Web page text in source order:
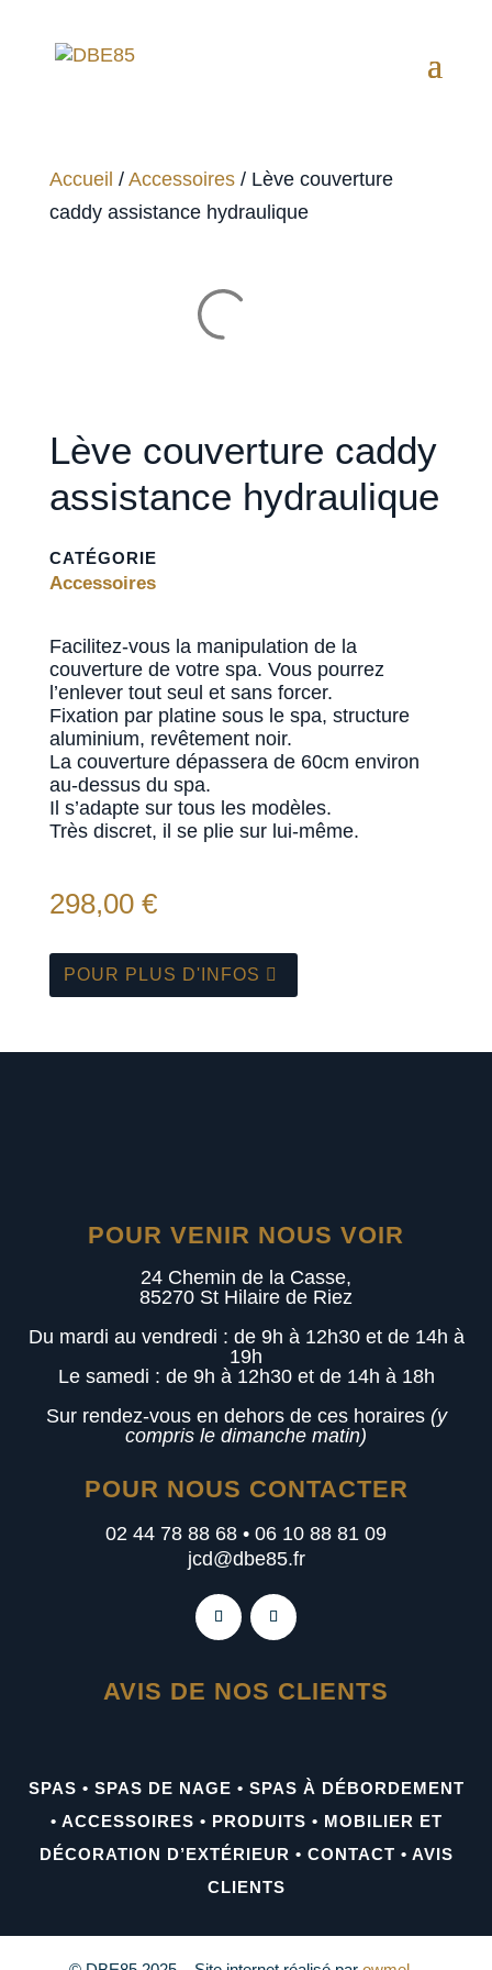
Accueil / Accessoires/ Lève couverture
caddy assistance hydraulique
Lève couverture caddy
assistance hydraulique
CATÉGORIE
Accessoires
Facilitez-vous la manipulation de la
couverture de votre spa. Vous pourrez
l’enlever tout seul et sans forcer.
Fixation par platine sous le spa, structure
aluminium, revêtement noir.
La couverture dépassera de 60cm environ
au-dessus du spa.
Il s’adapte sur tous les modèles.
Très discret, il se plie sur lui-même.
298,00 €
POUR PLUS D'INFOS
POUR VENIR NOUS VOIR
24 Chemin de la Casse,
85270 St Hilaire de Riez
Du mardi au vendredi : de 9h à 12h30 et de 14h à
19h
Le samedi : de 9h à 12h30 et de 14h à 18h
Sur rendez-vous en dehors de ces horaires (y
compris le dimanche matin)
POUR NOUS CONTACTER
02 44 78 88 68 • 06 10 88 81 09
jcd@dbe85.fr
AVIS DE NOS CLIENTS
SPAS • SPAS DE NAGE • SPAS À DÉBORDEMENT
• ACCESSOIRES • PRODUITS • MOBILIER ET
DÉCORATION D’EXTÉRIEUR • CONTACT • AVIS
CLIENTS